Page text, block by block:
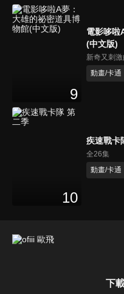
9
電影哆啦
(中文版)
新奇又刺
動畫/卡通
10
疾速戰卡
全26集
動畫/卡通
下